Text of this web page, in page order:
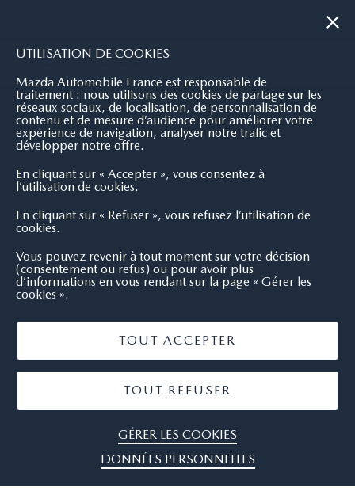
UTILISATION DE COOKIES
Mazda Automobile France est responsable de
traitement : nous utilisons des cookies de partage sur les
réseaux sociaux, de localisation, de personnalisation de
contenu et de mesure d’audience pour améliorer votre
expérience de navigation, analyser notre trafic et
développer notre offre.
En cliquant sur « Accepter », vous consentez à
l’utilisation de cookies.
En cliquant sur « Refuser », vous refusez l’utilisation de
cookies.
Vous pouvez revenir à tout moment sur votre décision
(consentement ou refus) ou pour avoir plus
d’informations en vous rendant sur la page « Gérer les
cookies ».
TOUT ACCEPTER
TOUT REFUSER
GÉRER LES COOKIES
DONNÉES PERSONNELLES